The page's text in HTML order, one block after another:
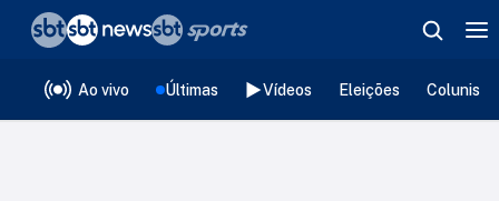
Ao vivo Últimas Vídeos Eleições
❮voltar
Editorias